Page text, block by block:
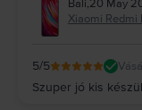
Bali,20 May
Xiaomi Redmi
5/5
Szuper jó kis